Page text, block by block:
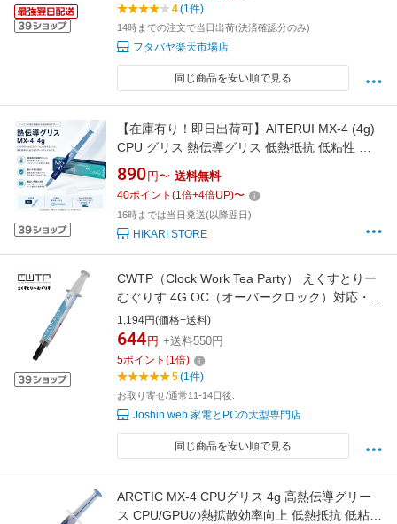
4(1件)
14時までの注文で当日出荷(決済確認分のみ)
フタバヤ楽天市場店
同じ商品を安い順で見る
【在庫有り！即日出荷可】AITERUI MX-4 (4g)
CPU グリス 熱伝導グリス 低熱抵抗 低粘性 長
期不硬化 非導電性 サーマルコンパウンド シリ
コングリス ヘラ付き 送料無料
890 円〜 送料無料
40ポイント (1倍+4倍UP)〜
16時までは当日発送(以降翌日)
HIKARI STORE
CWTP（Clock Work Tea Party） えくすとりー
むぐりす 4G OC（オーバークロック）対応・熱
伝導グリス CWTP-EG4G
1,194円(価格+送料)
644 円 +送料550円
5ポイント (1倍)
5(1件)
お取り寄せ/通常11-14日後.
Joshin web 家電とPCの大型専門店
同じ商品を安い順で見る
ARCTIC MX-4 CPUグリス 4g 高熱伝導グリー
ス CPU/GPUの熱拡散効率向上 低熱抵抗 低粘性